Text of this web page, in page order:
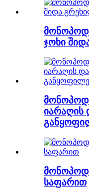
ჯოხი
იარაღის
საფარით